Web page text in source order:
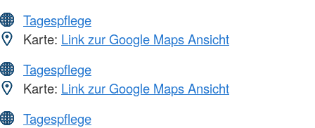
Tagespflege
Karte: Link zur Google Maps Ansicht
Tagespflege
Karte: Link zur Google Maps Ansicht
Tagespflege